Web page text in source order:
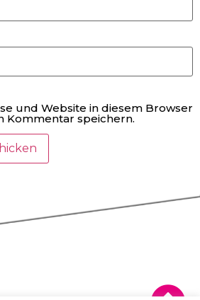
und Website in diesem Browser
Kommentar speichern.